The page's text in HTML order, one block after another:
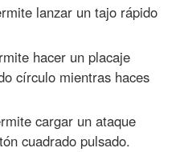
lanzar un tajo rápido
hacer un placaje
círculo mientras haces
cargar un ataque
cuadrado pulsado.